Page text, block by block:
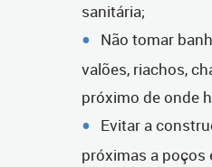
sanitária;
Não tomar
valões, riachos,
próximo de onde
Evitar a
próximas a poços